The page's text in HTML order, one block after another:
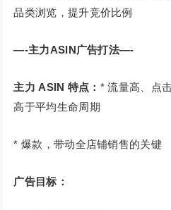
品类浏览，提升竞价比例
—-主力ASIN广告打法—-
主力 ASIN 特点： * 流量高、点
高于平均生命周期
* 爆款，带动全店铺销售的关键
广告目标：